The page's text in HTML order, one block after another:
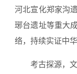
河北宣化郑家沟
琊台遗址等重大
络，持续实证中
考古探源，文